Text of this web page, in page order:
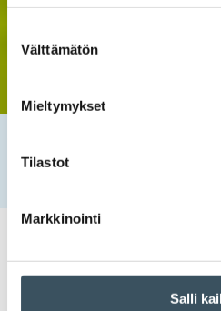
valinta
Välttämätön
Mieltymykset
Tilastot
Markkinointi
Salli
Kaupan yrityksissä pulaa
10.06.2022 09:00 Tiedotteet
Kaupan